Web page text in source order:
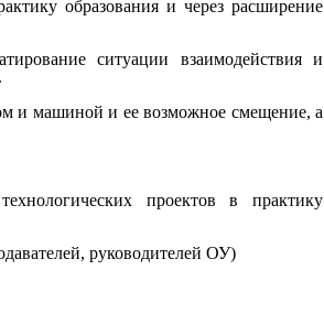
образования и через расширение
ситуации взаимодействия и
и машиной и ее возможное смещение, а
проектов в практику
руководителей ОУ)